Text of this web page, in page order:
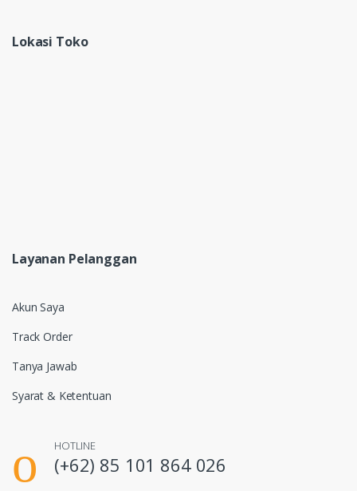
Lokasi Toko
Layanan Pelanggan
Akun Saya
Track Order
Tanya Jawab
Syarat & Ketentuan
HOTLINE
(+62) 85 101 864 026